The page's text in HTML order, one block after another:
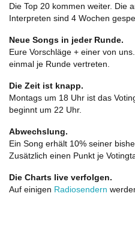
Die Top 20 kommen weiter. Die
Interpreten sind 4 Wochen
Neue Songs in jeder Runde.
Eure Vorschläge + einer von
einmal je Runde vertreten.
Die Zeit ist knapp.
Montags um 18 Uhr ist das
beginnt um 22 Uhr.
Abwechslung.
Ein Song erhält 10% seiner
Zusätzlich einen Punkt je
Die Charts live verfolgen.
Auf einigen Radiosendern